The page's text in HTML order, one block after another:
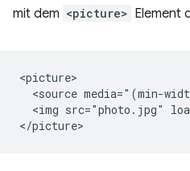
mit dem <picture> Element
<picture>
<source media="(min-
<img src="photo.jpg"